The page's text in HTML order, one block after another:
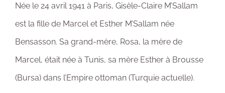
Née le 24 avril 1941 à Paris, Gisèle-Claire M’Sallam
est la fille de Marcel et Esther M’Sallam née
Bensasson. Sa grand-mère, Rosa, la mère de
Marcel, était née à Tunis, sa mère Esther à Brousse
(Bursa) dans l’Empire ottoman (Turquie actuelle).